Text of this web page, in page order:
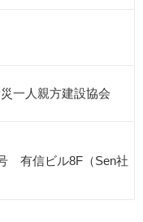
一人親方建設協会
有信ビル8F（Sen社